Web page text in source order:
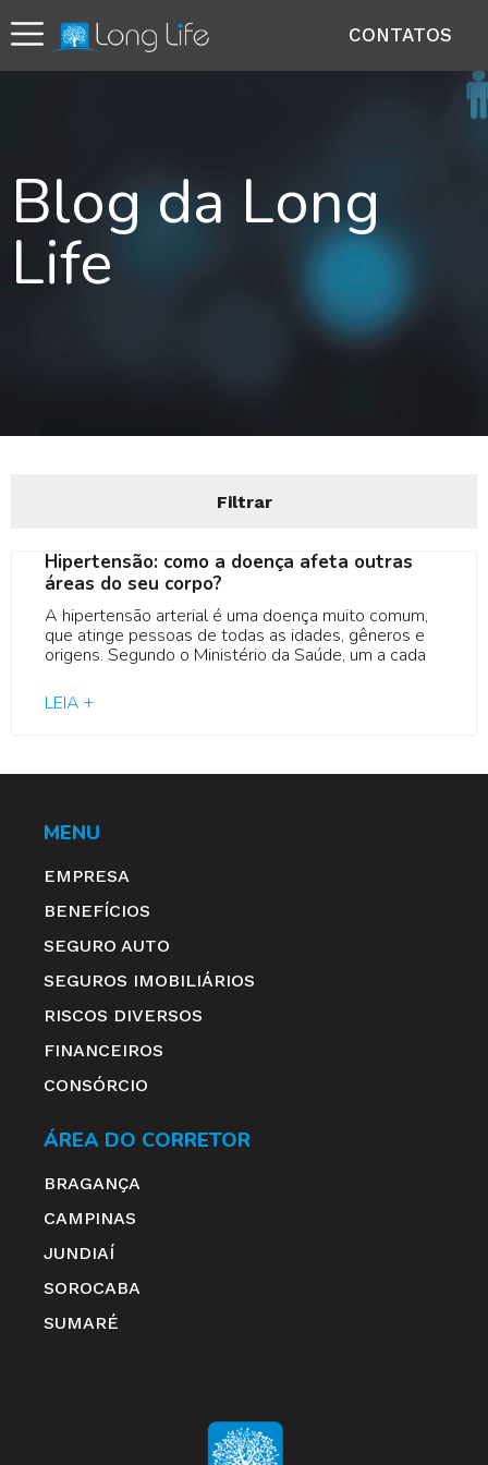
CONTATOS
Blog da Long
Life
Hipertensão: como a doença afeta outras
áreas do seu corpo?
A hipertensão arterial é uma doença muito comum,
que atinge pessoas de todas as idades, gêneros e
origens. Segundo o Ministério da Saúde, um a cada
LEIA +
Filtrar
MENU
EMPRESA
BENEFÍCIOS
SEGURO AUTO
SEGUROS IMOBILIÁRIOS
RISCOS DIVERSOS
FINANCEIROS
CONSÓRCIO
ÁREA DO CORRETOR
BRAGANÇA
CAMPINAS
JUNDIAÍ
SOROCABA
SUMARÉ